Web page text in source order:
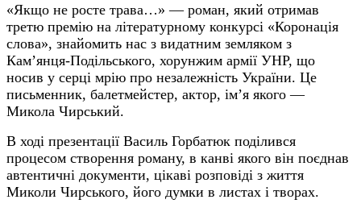
«Якщо не росте трава…» — роман, який отримав
третю премію на літературному конкурсі «Коронація
слова», знайомить нас з видатним земляком з
Кам’янця-Подільського, хорунжим армії УНР, що
носив у серці мрію про незалежність України. Це
письменник, балетмейстер, актор, ім’я якого —
Микола Чирський.
В ході презентації Василь Горбатюк поділився
процесом створення роману, в канві якого він поєднав
автентичні документи, цікаві розповіді з життя
Миколи Чирського, його думки в листах і творах.